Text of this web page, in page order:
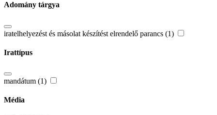
Adomány tárgya
iratelhelyezést és másolat készítést elrendelő parancs (1)
Irattípus
mandátum (1)
Média